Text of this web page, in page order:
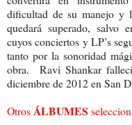
dificultad de su manejo y
quedará superado, salvo
cuyos conciertos y LP’s
tanto por la sonoridad
obra. Ravi Shankar
diciembre de 2012 en San
OtrosÁLBUMES